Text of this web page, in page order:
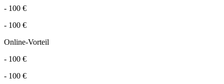
- 100 €
- 100 €
Online-Vorteil
- 100 €
- 100 €